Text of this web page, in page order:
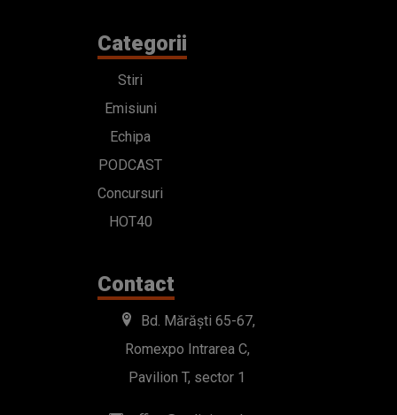
Categorii
Stiri
Emisiuni
Echipa
PODCAST
Concursuri
HOT40
Contact
Bd. Mărăști 65-67,
Romexpo Intrarea C,
Pavilion T, sector 1